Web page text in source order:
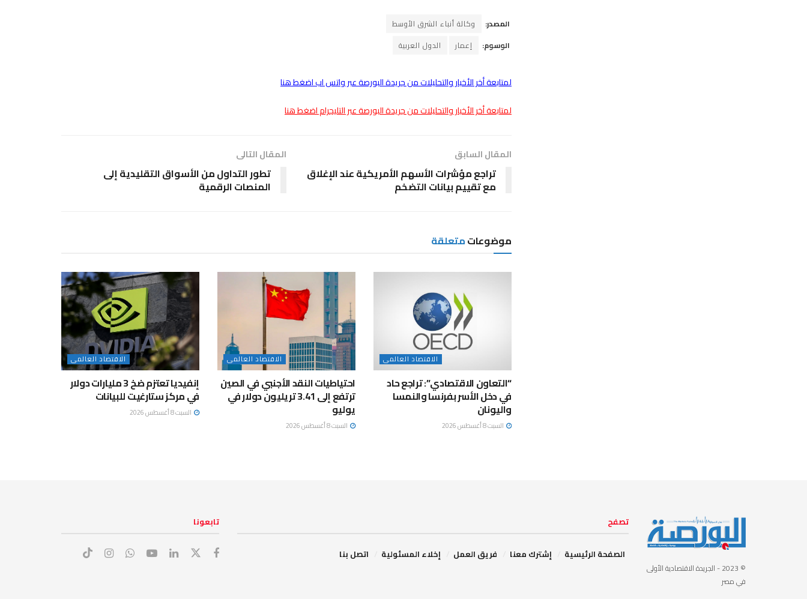
المصدر:
وكالة أنباء الشرق الأوسط
الوسوم:
إعمار الدول العربية
لمتابعة أخر الأخبار والتحليلات من جريدة البورصة عبر واتس اب اضغط هنا
لمتابعة أخر الأخبار والتحليلات من جريدة البورصة عبر التليجرام اضغط هنا
المقال السابق
تراجع مؤشرات الأسهم الأمريكية عند الإغلاق
مع تقييم بيانات التضخم
المقال التالى
تطور التداول من الأسواق التقليدية إلى
المنصات الرقمية
موضوعاتمتعلقة
الاقتصاد العالمى
“التعاون الاقتصادي”: تراجع حاد
في دخل الأسر بفرنسا والنمسا
واليونان
السبت 8 أغسطس 2026
الاقتصاد العالمى
احتياطيات النقد الأجنبي في الصين
ترتفع إلى 3.41 تريليون دولار في
يوليو
السبت 8 أغسطس 2026
الاقتصاد العالمى
إنفيديا تعتزم ضخ 3 مليارات دولار
في مركز ستارغيت للبيانات
السبت 8 أغسطس 2026
© 2023
- الجريدة الاقتصادية الأولى
في مصر
تصفح
الصفحة الرئيسية إشترك معنا فريق العمل إخلاء المسئولية اتصل بنا
تابعونا